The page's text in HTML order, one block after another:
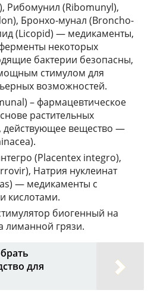
Рибомунил (Ribomunyl),
Бронхо-мунал (Broncho-
(Licopid) — медикаменты,
некоторых
бактерии безопасны,
стимулом для
возможностей.
– фармацевтическое
растительных
действующее вещество —
(Placentex integro),
Натрия нуклеинат
— медикаменты с
кислотами.
биогенный на
лиманной грязи.
для